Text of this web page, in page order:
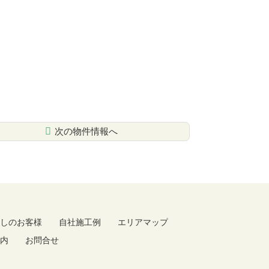
次の物件情報へ
のお客様 自社施工例
エリアマップ
お問合せ